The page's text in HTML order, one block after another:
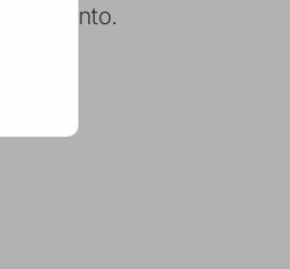
del recinto.